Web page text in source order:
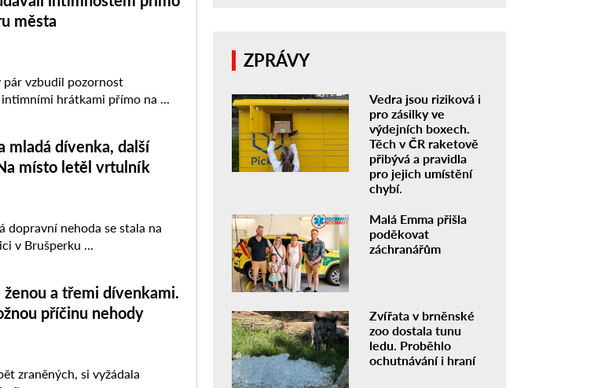
ZPRÁVY
Vedra jsou riziková i
pro zásilky ve
výdejních boxech.
Těch v ČR raketově
přibývá a pravidla
pro jejich umístění
chybí.
Malá Emma přišla
poděkovat
záchranářům
Zvířata v brněnské
zoo dostala tunu
ledu. Proběhlo
ochutnávání i hraní